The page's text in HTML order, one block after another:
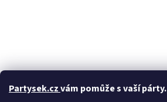
Partysek.czvám pomůže s vaší párty.